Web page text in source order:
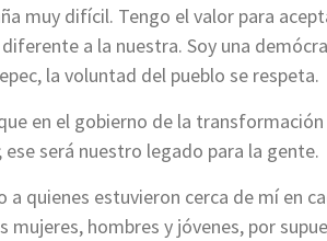
muy difícil. Tengo el valor para
a la nuestra. Soy una
la voluntad del pueblo se respeta.
en el gobierno de la
será nuestro legado para la gente.
a quienes estuvieron cerca de mí en
mujeres, hombres y jóvenes, por